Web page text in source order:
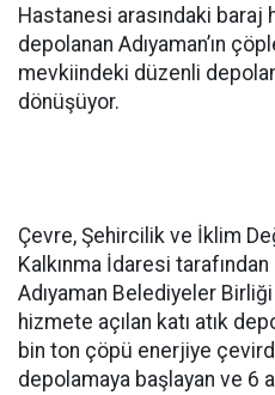
Hastanesi arasındaki baraj
depolanan Adıyaman’ın
mevkiindeki düzenli
dönüşüyor.
Çevre, Şehircilik ve İklim
Kalkınma İdaresi
Adıyaman Belediyeler
hizmete açılan katı atık
bin ton çöpü enerjiye
depolamaya başlayan ve 6